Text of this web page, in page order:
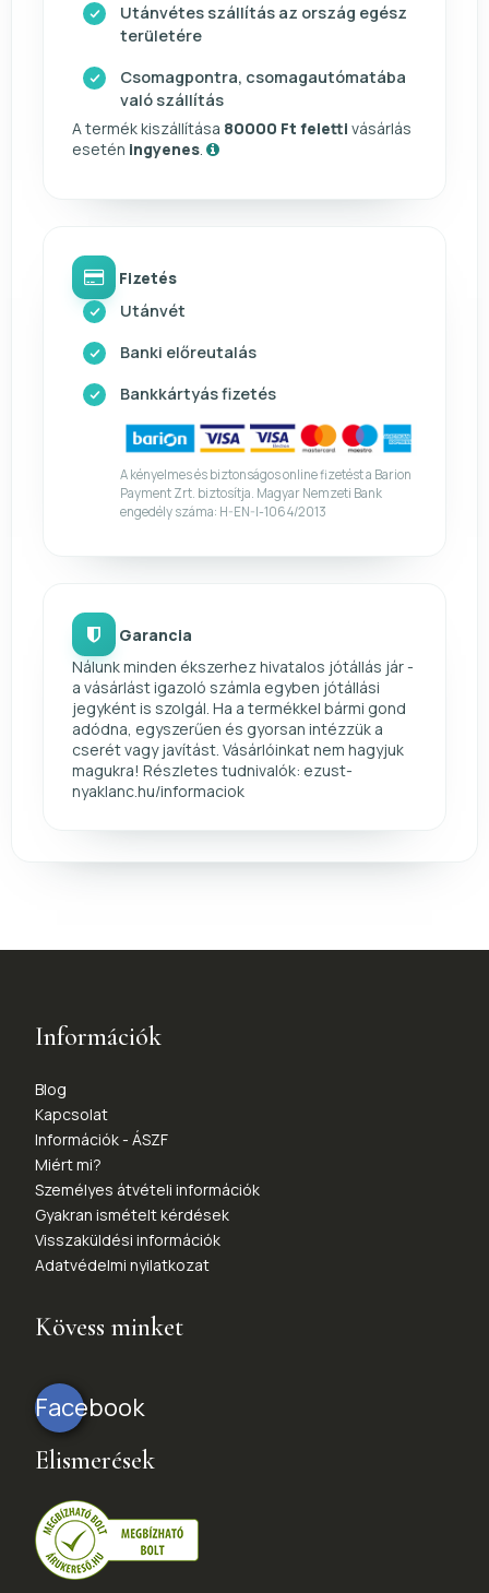
Utánvétes szállítás az ország egész
területére
Csomagpontra, csomagautómatába
való szállítás
A termék kiszállítása 80000 Ft feletti vásárlás
esetén ingyenes
Fizetés
Utánvét
Banki előreutalás
Bankkártyás fizetés
A kényelmes és biztonságos online fizetést a Barion
Payment Zrt. biztosítja. Magyar Nemzeti Bank
engedély száma: H-EN-I-1064/2013
Garancia
Nálunk minden ékszerhez hivatalos jótállás jár -
a vásárlást igazoló számla egyben jótállási
jegyként is szolgál. Ha a termékkel bármi gond
adódna, egyszerűen és gyorsan intézzük a
cserét vagy javítást. Vásárlóinkat nem hagyjuk
magukra! Részletes tudnivalók: ezust-
nyaklanc.hu/informaciok
Információk
Blog
Kapcsolat
Információk - ÁSZF
Miért mi?
Személyes átvételi információk
Gyakran ismételt kérdések
Visszaküldési információk
Adatvédelmi nyilatkozat
Kövess minket
Facebook
Elismerések